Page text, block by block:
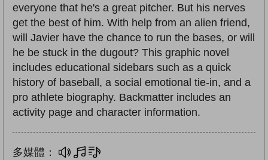
everyone that he's a great pitcher. But his nerves
get the best of him. With help from an alien friend,
will Javier have the chance to run the bases, or will
he be stuck in the dugout? This graphic novel
includes educational sidebars such as a quick
history of baseball, a social emotional tie-in, and a
pro athlete biography. Backmatter includes an
activity page and character information.
多媒體： 多媒體